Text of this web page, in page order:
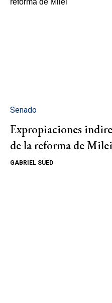
Senado
Expropiaciones
de la reforma de Milei
GABRIEL SUED